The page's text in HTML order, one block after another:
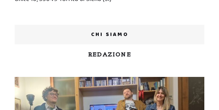
CHI SIAMO
REDAZIONE